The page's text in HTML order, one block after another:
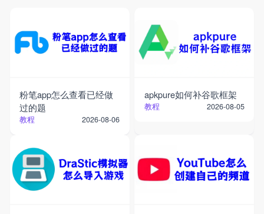
粉笔app怎么查看已经做
过的题
教程 2026-08-06
apkpure如何补谷歌框架
教程 2026-08-05